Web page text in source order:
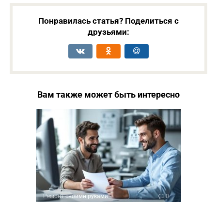
Понравилась статья? Поделиться с
друзьями:
Вам также может быть интересно
Ремонт своими руками 0